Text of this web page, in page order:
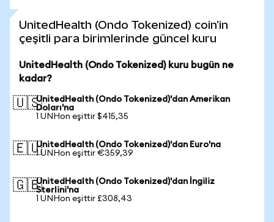
UnitedHealth (Ondo Tokenized) coin'in
çeşitli para birimlerinde güncel kuru
UnitedHealth (Ondo Tokenized) kuru bugün ne
kadar?
🇺🇸UnitedHealth (Ondo Tokenized)'dan Amerikan
Doları'na
1 UNHon eşittir $415,35
🇪🇺UnitedHealth (Ondo Tokenized)'dan Euro'na
1 UNHon eşittir €359,39
🇬🇧UnitedHealth (Ondo Tokenized)'dan İngiliz
Sterlini'na
1 UNHon eşittir £308,43